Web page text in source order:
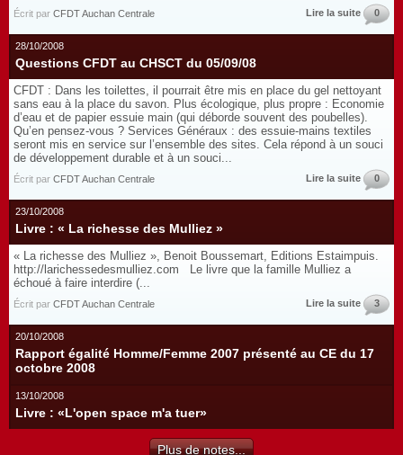
Écrit par CFDT Auchan Centrale Lire la suite 0
28/10/2008
Questions CFDT au CHSCT du 05/09/08
CFDT : Dans les toilettes, il pourrait être mis en place du gel nettoyant
sans eau à la place du savon. Plus écologique, plus propre : Economie
d’eau et de papier essuie main (qui déborde souvent des poubelles).
Qu’en pensez-vous ? Services Généraux : des essuie-mains textiles
seront mis en service sur l’ensemble des sites. Cela répond à un souci
de développement durable et à un souci...
Écrit par CFDT Auchan Centrale Lire la suite 0
23/10/2008
Livre : « La richesse des Mulliez »
« La richesse des Mulliez », Benoit Boussemart, Editions Estaimpuis.
http://larichessedesmulliez.com Le livre que la famille Mulliez a
échoué à faire interdire (...
Écrit par CFDT Auchan Centrale Lire la suite 3
20/10/2008
Rapport égalité Homme/Femme 2007 présenté au CE du 17
octobre 2008
13/10/2008
Livre : «L'open space m'a tuer»
Plus de notes...